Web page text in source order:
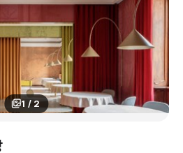
1 /2